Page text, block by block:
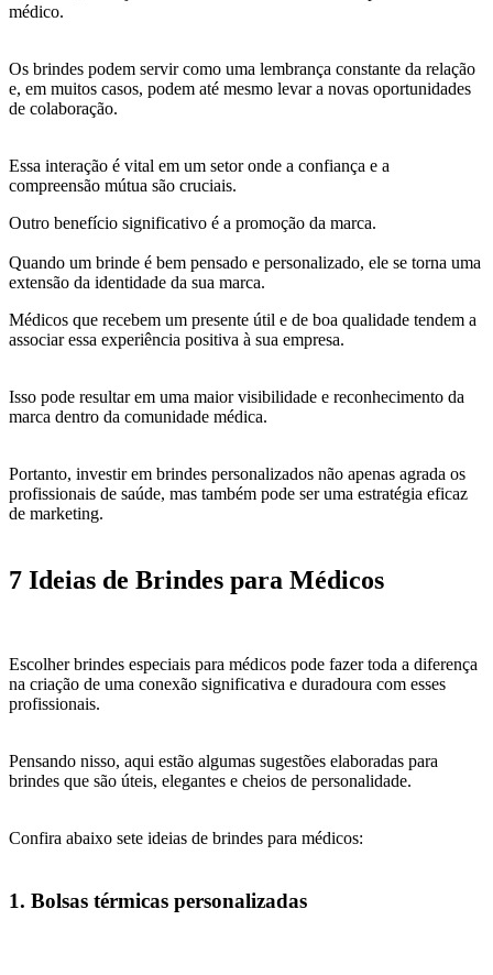
médico.
Os brindes podem servir como uma lembrança constante da relação
e, em muitos casos, podem até mesmo levar a novas oportunidades
de colaboração.
Essa interação é vital em um setor onde a confiança e a
compreensão mútua são cruciais.
Outro benefício significativo é a promoção da marca.
Quando um brinde é bem pensado e personalizado, ele se torna uma
extensão da identidade da sua marca.
Médicos que recebem um presente útil e de boa qualidade tendem a
associar essa experiência positiva à sua empresa.
Isso pode resultar em uma maior visibilidade e reconhecimento da
marca dentro da comunidade médica.
Portanto, investir em brindes personalizados não apenas agrada os
profissionais de saúde, mas também pode ser uma estratégia eficaz
de marketing.
7 Ideias de Brindes para Médicos
Escolher brindes especiais para médicos pode fazer toda a diferença
na criação de uma conexão significativa e duradoura com esses
profissionais.
Pensando nisso, aqui estão algumas sugestões elaboradas para
brindes que são úteis, elegantes e cheios de personalidade.
Confira abaixo sete ideias de brindes para médicos:
1. Bolsas térmicas personalizadas